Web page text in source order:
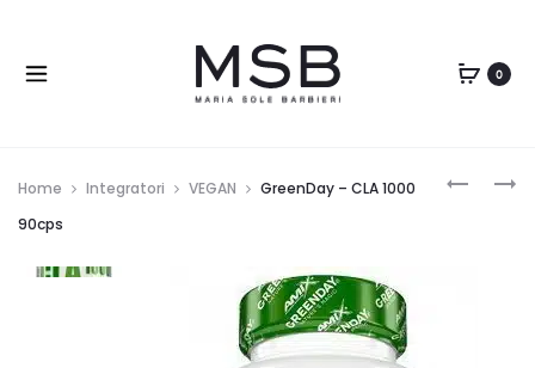
0
Home Integratori VEGAN
GreenDay – CLA 1000
90cps